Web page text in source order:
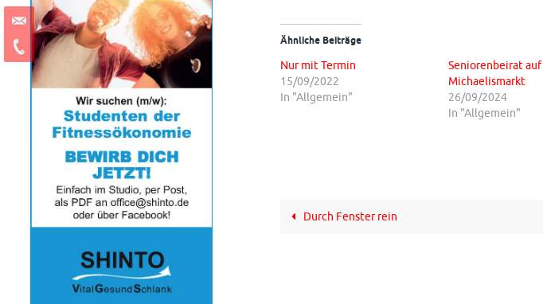
Ähnliche Beiträge
Nur mit Termin
15/09/2022
In "Allgemein"
Seniorenbeirat auf
Michaelismarkt
26/09/2024
In "Allgemein"
Durch Fenster rein